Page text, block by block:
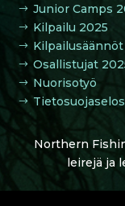
$ Junior Camps
$ Kilpailu 2025
$
$ Osallistujat
$ Nuorisotyö
$
Northern
leirejä ja